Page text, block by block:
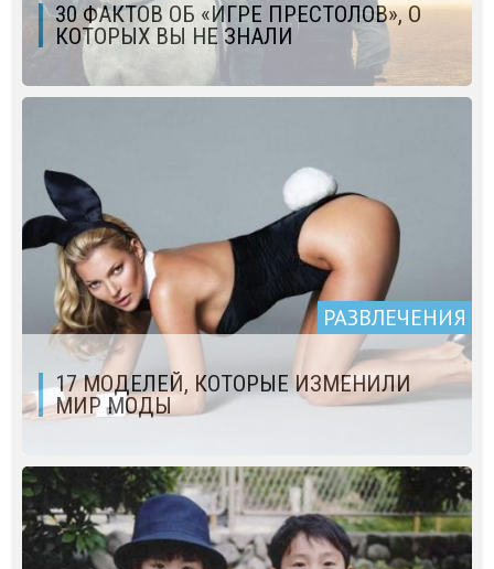
30 ФАКТОВ ОБ «ИГРЕ ПРЕСТОЛОВ», О
КОТОРЫХ ВЫ НЕ ЗНАЛИ
РАЗВЛЕЧЕНИЯ
17 МОДЕЛЕЙ, КОТОРЫЕ ИЗМЕНИЛИ
МИР МОДЫ